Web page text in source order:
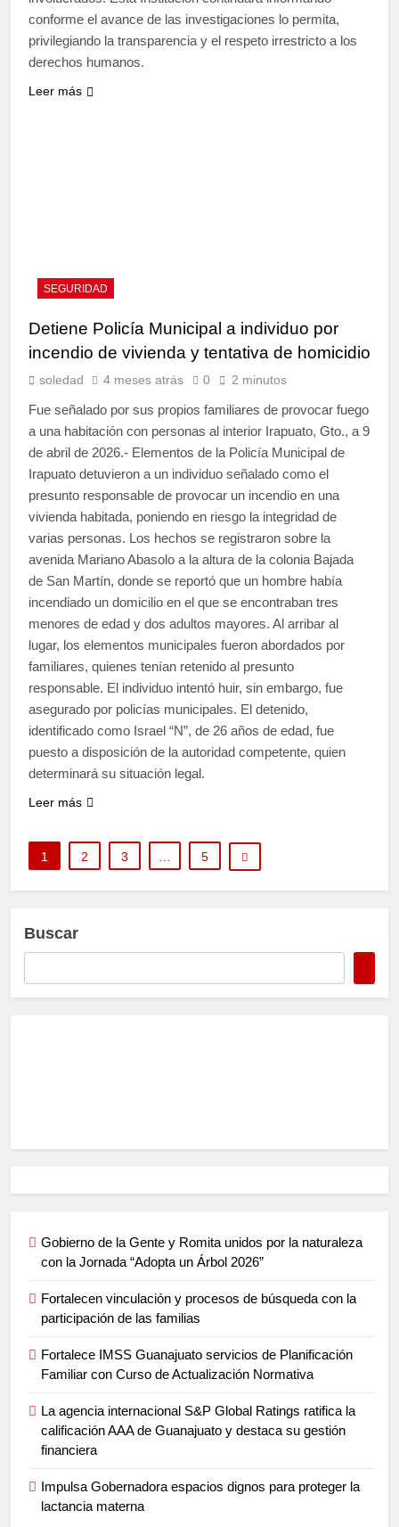
conforme el avance de las investigaciones lo permita,
privilegiando la transparencia y el respeto irrestricto a los
derechos humanos.
Leer más
SEGURIDAD
Detiene Policía Municipal a individuo por
incendio de vivienda y tentativa de homicidio
soledad 4 meses atrás 0 2 minutos
Fue señalado por sus propios familiares de provocar fuego
a una habitación con personas al interior Irapuato, Gto., a 9
de abril de 2026.- Elementos de la Policía Municipal de
Irapuato detuvieron a un individuo señalado como el
presunto responsable de provocar un incendio en una
vivienda habitada, poniendo en riesgo la integridad de
varias personas. Los hechos se registraron sobre la
avenida Mariano Abasolo a la altura de la colonia Bajada
de San Martín, donde se reportó que un hombre había
incendiado un domicilio en el que se encontraban tres
menores de edad y dos adultos mayores. Al arribar al
lugar, los elementos municipales fueron abordados por
familiares, quienes tenían retenido al presunto
responsable. El individuo intentó huir, sin embargo, fue
asegurado por policías municipales. El detenido,
identificado como Israel “N”, de 26 años de edad, fue
puesto a disposición de la autoridad competente, quien
determinará su situación legal.
Leer más
1 2 3 5
Buscar
Gobierno de la Gente y Romita unidos por la naturaleza
con la Jornada “Adopta un Árbol 2026”
Fortalecen vinculación y procesos de búsqueda con la
participación de las familias
Fortalece IMSS Guanajuato servicios de Planificación
Familiar con Curso de Actualización Normativa
La agencia internacional S&P Global Ratings ratifica la
calificación AAA de Guanajuato y destaca su gestión
financiera
Impulsa Gobernadora espacios dignos para proteger la
lactancia materna